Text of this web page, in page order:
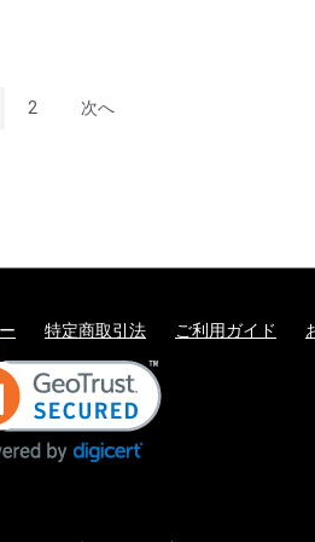
2 次へ
特定商取引法 ご利用ガイド